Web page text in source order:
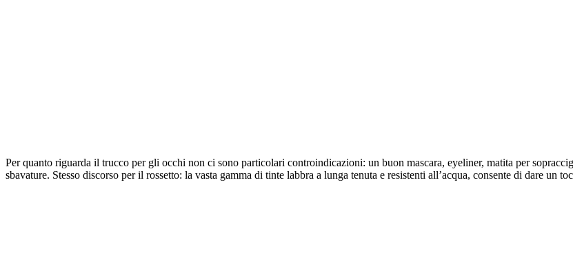
Per quanto riguarda il trucco per gli occhi non ci sono particolari controindicazioni: un buon mascara, eyeliner, matita per
sbavature. Stesso discorso per il rossetto: la vasta gamma di tinte labbra a lunga tenuta e resistenti all’acqua, consente di dare un